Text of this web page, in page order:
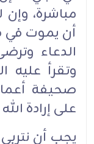
مباشرة، وإن
أن يموت في
الدعاء
وتقرأ عليه
صحيفة
على إرادة
يجب أن